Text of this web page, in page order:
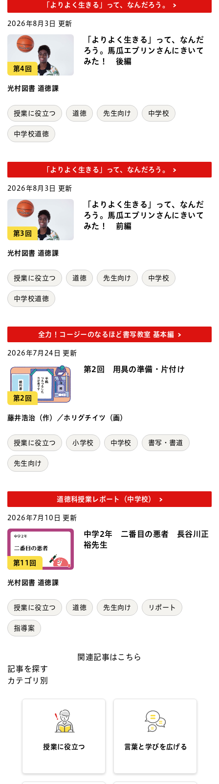
「よりよく生きる」って、なんだろう。
2026年8月3日 更新
第4回
「よりよく生きる」って、なんだ
ろう。馬瓜エブリンさんにきいて
みた！ 後編
光村図書 道徳課
授業に役立つ 道徳 先生向け 中学校
中学校道徳
「よりよく生きる」って、なんだろう。
2026年8月3日 更新
第3回
「よりよく生きる」って、なんだ
ろう。馬瓜エブリンさんにきいて
みた！ 前編
光村図書 道徳課
授業に役立つ 道徳 先生向け 中学校
中学校道徳
全力！コージーのなるほど書写教室 基本編
2026年7月24日 更新
第2回
第2回 用具の準備・片付け
藤井浩治（作）／ホリグチイツ（画）
授業に役立つ 小学校 中学校 書写・書道
先生向け
道徳科授業レポート（中学校）
2026年7月10日 更新
第11回
中学2年 二番目の悪者 長谷川正
裕先生
光村図書 道徳課
授業に役立つ 道徳 先生向け リポート
指導案
関連記事はこちら
記事を探す
カテゴリ別
授業に役立つ 言葉と学びを広げる